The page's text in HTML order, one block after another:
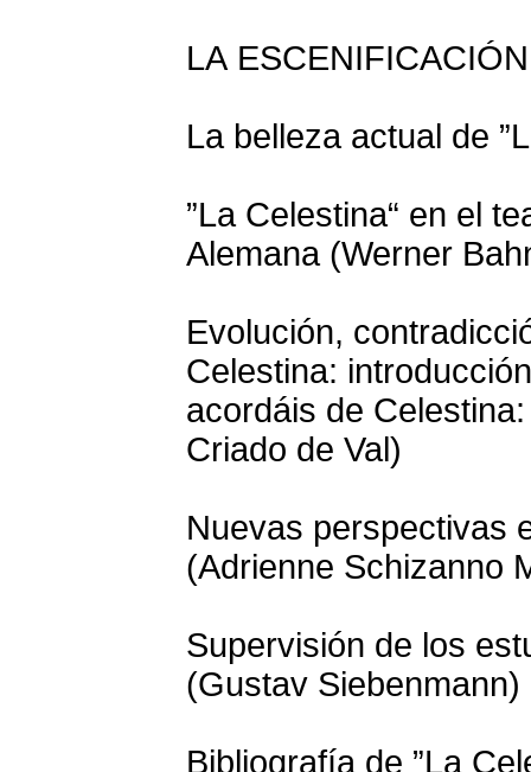
LA
La belleza actual de
”La Celestina“ en el
Alemana (Werner
Evolución,
Celestina:
acordáis de
Criado de Val)
Nuevas perspectivas
(Adrienne Schizanno
Supervisión de los
(Gustav Siebenmann)
Bibliografía de ”La